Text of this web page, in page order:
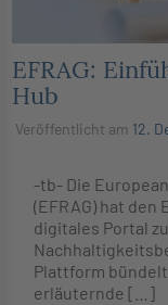
EFRAG:
Hub
Veröffentlicht am 12.
-tb- Die
(EFRAG) hat den
digitales Portal
Plattform
erläuternde […]